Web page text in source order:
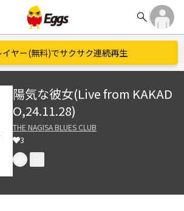
search
イヤー(無料)でサクサク連続再生
陽気な彼女(Live from KAKAD
O,24.11.28)
THE NAGISA BLUES CLUB
3